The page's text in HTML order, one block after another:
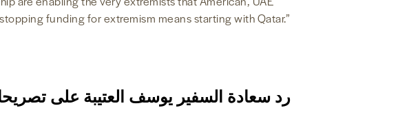
funding for extremism means starting with Qatar.”
رد سعادة السفير يوسف العتيبة على